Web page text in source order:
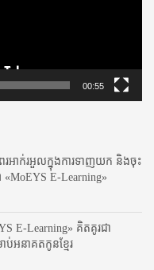
00:55
អាក់រអួល​ក្នុងការ​ទាញ​យក និង​ចុះ​
E-Learning»
E-Learning» គិតគូរជា
ាប់អនាគតកូនខ្មែរ